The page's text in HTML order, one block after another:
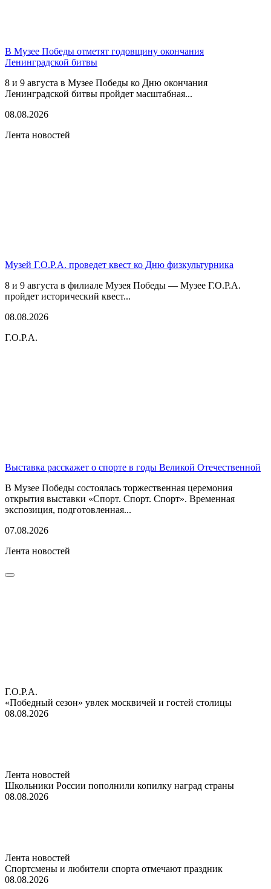
В Музее Победы отметят годовщину окончания
Ленинградской битвы
8 и 9 августа в Музее Победы ко Дню окончания
Ленинградской битвы пройдет масштабная...
08.08.2026
Лента новостей
Музей Г.О.Р.А. проведет квест ко Дню физкультурника
8 и 9 августа в филиале Музея Победы — Музее Г.О.Р.А.
пройдет исторический квест...
08.08.2026
Г.О.Р.А.
Выставка расскажет о спорте в годы Великой Отечественной
В Музее Победы состоялась торжественная церемония
открытия выставки «Спорт. Спорт. Спорт». Временная
экспозиция, подготовленная...
07.08.2026
Лента новостей
Г.О.Р.А.
«Победный сезон» увлек москвичей и гостей столицы
08.08.2026
Лента новостей
Школьники России пополнили копилку наград страны
08.08.2026
Лента новостей
Спортсмены и любители спорта отмечают праздник
08.08.2026